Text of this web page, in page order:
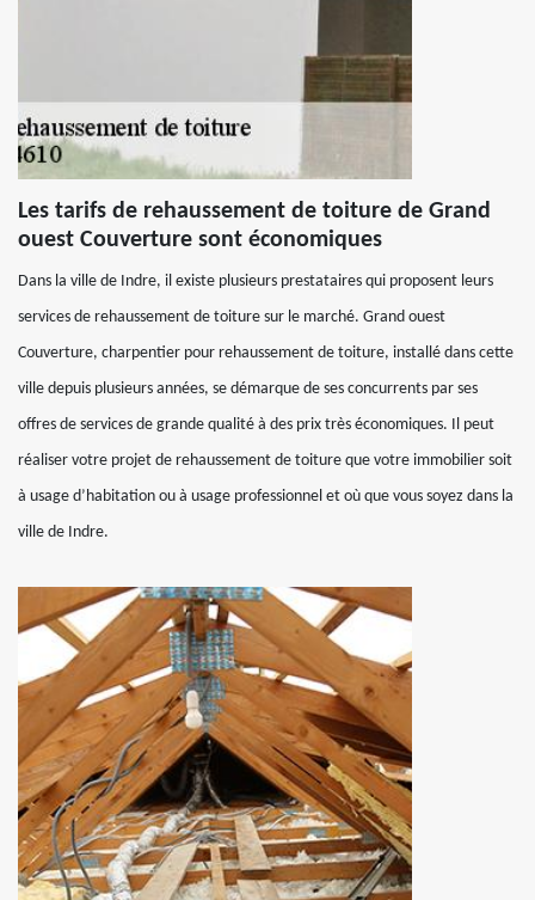
Les tarifs de rehaussement de toiture de Grand
ouest Couverture sont économiques
Dans la ville de Indre, il existe plusieurs prestataires qui proposent leurs
services de rehaussement de toiture sur le marché. Grand ouest
Couverture, charpentier pour rehaussement de toiture, installé dans cette
ville depuis plusieurs années, se démarque de ses concurrents par ses
offres de services de grande qualité à des prix très économiques. Il peut
réaliser votre projet de rehaussement de toiture que votre immobilier soit
à usage d’habitation ou à usage professionnel et où que vous soyez dans la
ville de Indre.